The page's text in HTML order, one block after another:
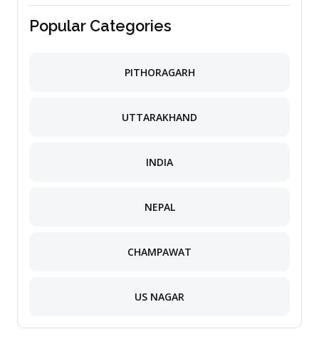
Popular Categories
PITHORAGARH
UTTARAKHAND
INDIA
NEPAL
CHAMPAWAT
US NAGAR